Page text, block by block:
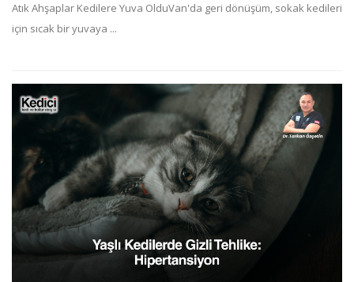
Atık Ahşaplar Kedilere Yuva OlduVan'da geri dönüşüm, sokak kedileri
için sıcak bir yuvaya ...